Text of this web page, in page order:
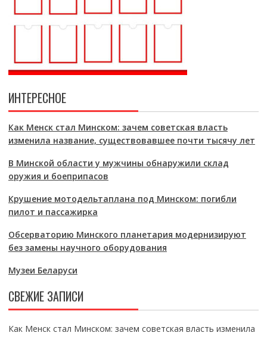
ИНТЕРЕСНОЕ
Как Менск стал Минском: зачем советская власть
изменила название, существовавшее почти тысячу лет
В Минской области у мужчины обнаружили склад
оружия и боеприпасов
Крушение мотодельтаплана под Минском: погибли
пилот и пассажирка
Обсерваторию Минского планетария модернизируют
без замены научного оборудования
Музеи Беларуси
СВЕЖИЕ ЗАПИСИ
Как Менск стал Минском: зачем советская власть изменила